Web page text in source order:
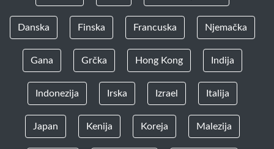
Danska Finska Francuska Njemačka
Gana Grčka Hong Kong Indija
Indonezija Irska Izrael Italija
Japan Kenija Koreja Malezija